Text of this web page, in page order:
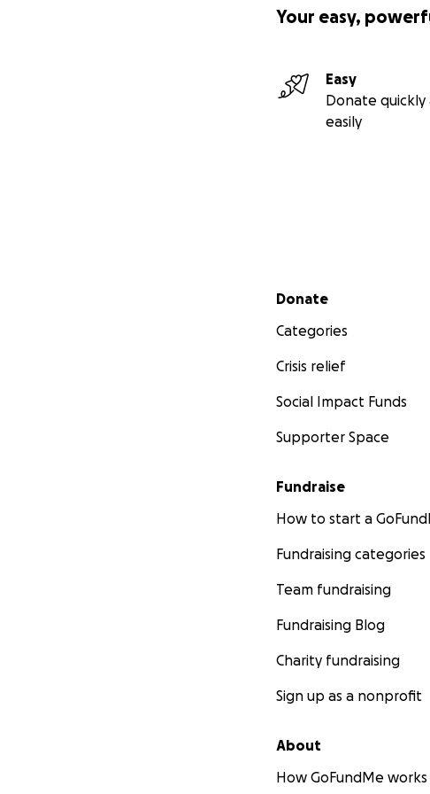
Your easy,
Easy
Donate quickly
easily
Secondary menu
Donate
Categories
Crisis relief
Social Impact Funds
Supporter Space
Fundraise
How to start a
Fundraising categories
Team fundraising
Fundraising Blog
Charity fundraising
Sign up as a nonprofit
About
How GoFundMe works